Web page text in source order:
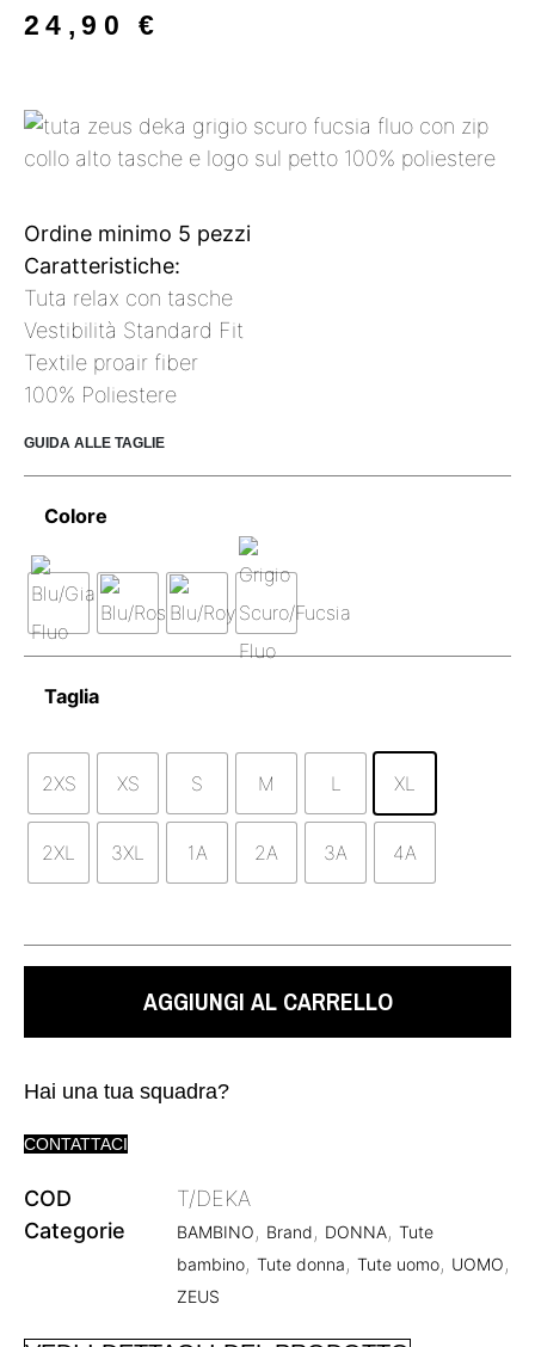
24,90€
Ordine minimo 5 pezzi
Caratteristiche:
Tuta relax con tasche
Vestibilità Standard Fit
Textile proair fiber
100% Poliestere
GUIDA ALLE TAGLIE
Colore
Taglia
2XS XS S M L XL
2XL 3XL 1A 2A 3A 4A
AGGIUNGI AL CARRELLO
Hai una tua squadra?
CONTATTACI
COD
T/DEKA
Categorie
BAMBINO, Brand, DONNA, Tute
bambino, Tute donna, Tute uomo, UOMO,
ZEUS